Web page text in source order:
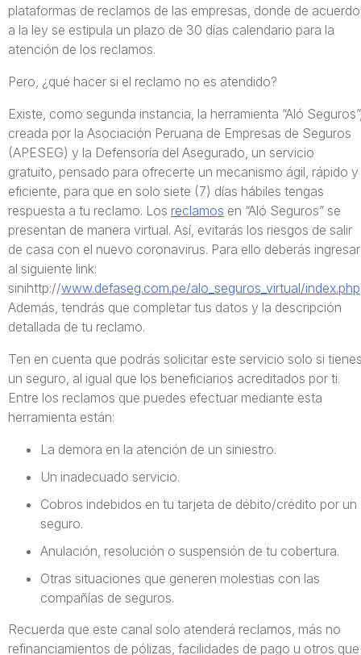
plataformas de reclamos de las empresas, donde de acuerdo
a la ley se estipula un plazo de 30 días calendario para la
atención de los reclamos.
Pero, ¿qué hacer si el reclamo no es atendido?
Existe, como segunda instancia, la herramienta “Aló
creada por la Asociación Peruana de Empresas de Seguros
(APESEG) y la Defensoría del Asegurado, un servicio
gratuito, pensado para ofrecerte un mecanismo ágil, rápido y
eficiente, para que en solo siete (7) días hábiles tengas
respuesta a tu reclamo. Los reclamos en “Aló Seguros” se
presentan de manera virtual. Así, evitarás los riesgos de salir
de casa con el nuevo coronavirus. Para ello deberás ingresar
al siguiente link:
sinihttp://www.defaseg.com.pe/alo_seguros_virtual/index.php
Además, tendrás que completar tus datos y la descripción
detallada de tu reclamo.
Ten en cuenta que podrás solicitar este servicio solo si
un seguro, al igual que los beneficiarios acreditados por ti.
Entre los reclamos que puedes efectuar mediante esta
herramienta están:
La demora en la atención de un siniestro.
Un inadecuado servicio.
Cobros indebidos en tu tarjeta de débito/crédito por un
seguro.
Anulación, resolución o suspensión de tu cobertura.
Otras situaciones que generen molestias con las
compañías de seguros.
Recuerda que este canal solo atenderá reclamos, más no
refinanciamientos de pólizas, facilidades de pago u otros que